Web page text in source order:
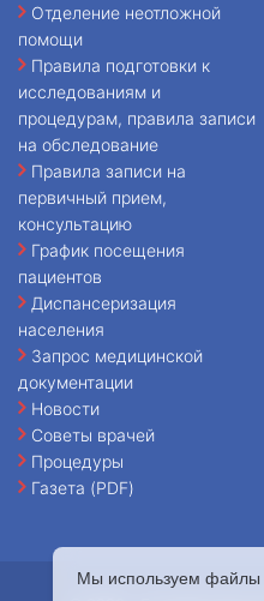
Отделение неотложной
помощи
Правила подготовки к
исследованиям и
процедурам, правила записи
на обследование
Правила записи на
первичный прием,
консультацию
График посещения
пациентов
Диспансеризация
населения
Запрос медицинской
документации
Новости
Советы врачей
Процедуры
Газета (PDF)
Мы используем файлы